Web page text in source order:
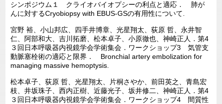
シンポジウム１ クライオバイオプシーの利点と適応． 肺が
んに対するCryobiopsy with EBUS-GSの有用性について.
宮野 裕、小山邦広、四手井博章、光星翔太、荻原 哲、永井智
仁、阿部和大、吉川拓磨、松本卓子、小原徹也、神崎正人．第4
３回日本呼吸器内視鏡学会学術集会．ワークショップ3 気管支
動脈塞栓術の適応と限界． Bronchial artery embolization for
managing massive hemoptysis.
松本卓子、荻原 哲、光星翔太、片桐さやか、前田英之、青島宏
枝、井坂珠子、西内正樹、近藤光子、坂井修二、神崎正人．第4
３回日本呼吸器内視鏡学会学術集会．ワークショップ4 間質性